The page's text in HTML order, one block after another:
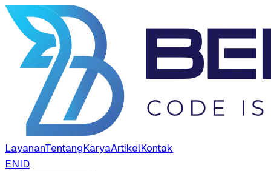
LayananTentangKaryaArtikelKontak
ENID